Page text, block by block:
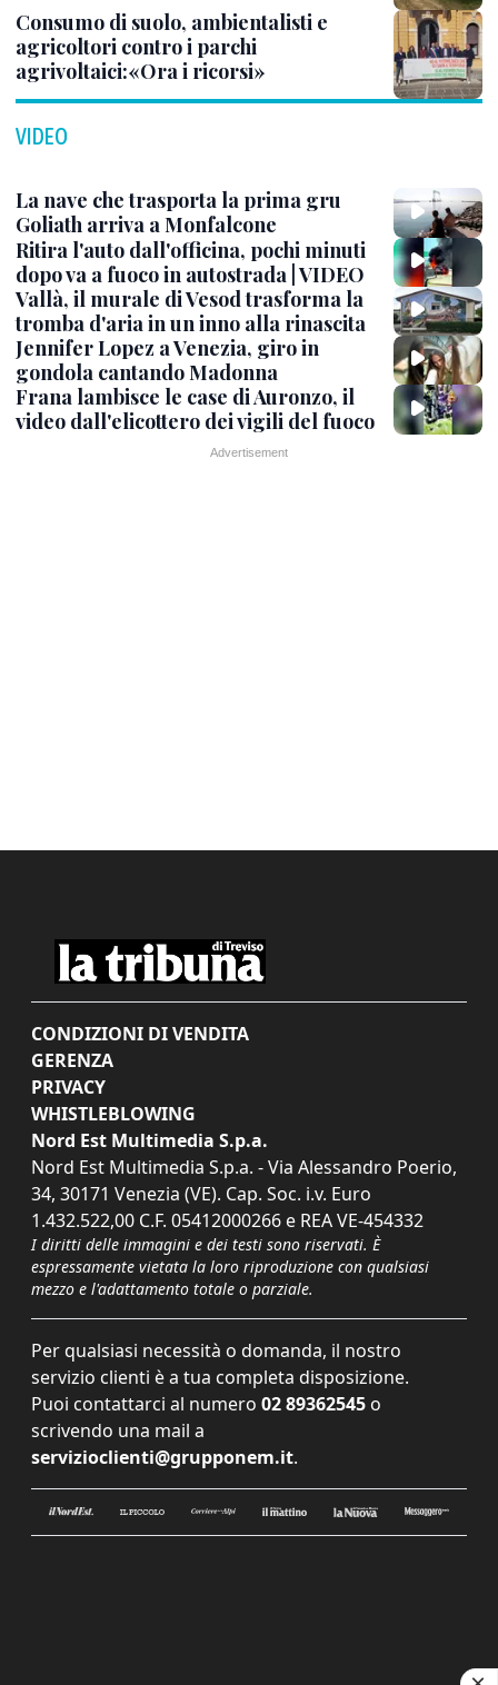
Consumo di suolo, ambientalisti e
agricoltori contro i parchi
agrivoltaici:«Ora i ricorsi»
VIDEO
La nave che trasporta la prima gru
Goliath arriva a Monfalcone
Ritira l'auto dall'officina, pochi minuti
dopo va a fuoco in autostrada | VIDEO
Vallà, il murale di Vesod trasforma la
tromba d'aria in un inno alla rinascita
Jennifer Lopez a Venezia, giro in
gondola cantando Madonna
Frana lambisce le case di Auronzo, il
video dall'elicottero dei vigili del fuoco
CONDIZIONI DI VENDITA
GERENZA
PRIVACY
WHISTLEBLOWING
Nord Est Multimedia S.p.a.
Nord Est Multimedia S.p.a. - Via Alessandro Poerio,
34, 30171 Venezia (VE). Cap. Soc. i.v. Euro
1.432.522,00 C.F. 05412000266 e REA VE-454332
I diritti delle immagini e dei testi sono riservati. È
espressamente vietata la loro riproduzione con qualsiasi
mezzo e l'adattamento totale o parziale.
Per qualsiasi necessità o domanda, il nostro
servizio clienti è a tua completa disposizione.
Puoi contattarci al numero 02 89362545 o
scrivendo una mail a
servizioclienti@grupponem.it.